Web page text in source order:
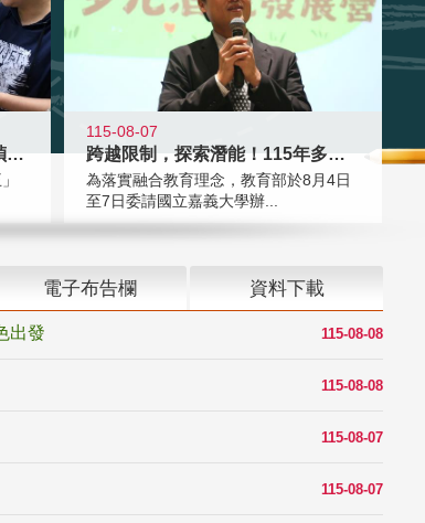
教育家人物典範 發明大王林永禎教授
115-08-07
跨越限制，探索潛能！115年多元潛
為落實融合教育理念，教育部於8月4日
至7日委請國立嘉義大學辦...
電子布告欄 資料下載
115-08-08
出發
115-08-08
115-08-07
115-08-07